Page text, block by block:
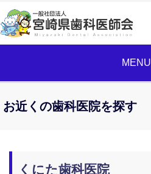
MENU
お近くの歯科医院を探す
くにた歯科医院